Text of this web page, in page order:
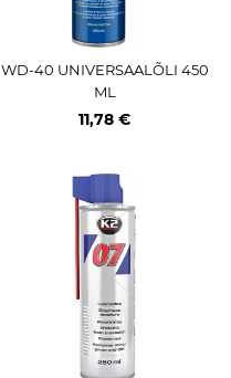
WD-40 UNIVERSAALÕLI 450
ML
11,78 €